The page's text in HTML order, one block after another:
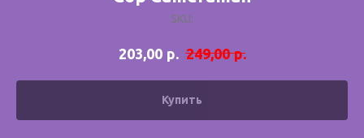
SKU:
203,00 р. 249,00 р.
Купить